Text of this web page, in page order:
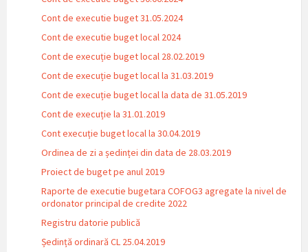
Cont de executie buget 31.05.2024
Cont de executie buget local 2024
Cont de execuție buget local 28.02.2019
Cont de execuție buget local la 31.03.2019
Cont de execuție buget local la data de 31.05.2019
Cont de execuție la 31.01.2019
Cont execuție buget local la 30.04.2019
Ordinea de zi a ședinței din data de 28.03.2019
Proiect de buget pe anul 2019
Raporte de executie bugetara COFOG3 agregate la nivel de
ordonator principal de credite 2022
Registru datorie publică
Ședință ordinară CL 25.04.2019